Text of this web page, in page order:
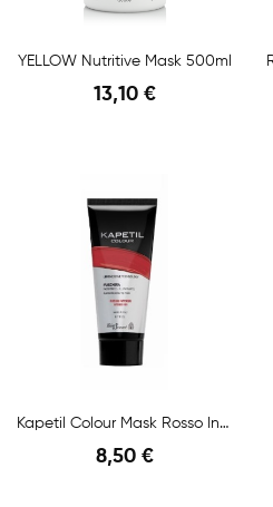
YELLOW Nutritive Mask 500ml
13,10 €
Kapetil Colour Mask Rosso Intenso
8,50 €